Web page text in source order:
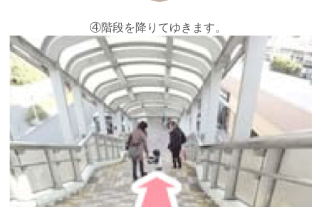
④階段を降りてゆきます。